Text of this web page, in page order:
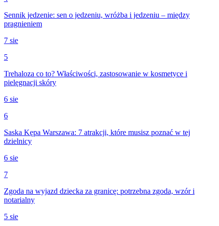
Sennik jedzenie: sen o jedzeniu, wróżba i jedzeniu – między
pragnieniem
7 sie
5
Trehaloza co to? Właściwości, zastosowanie w kosmetyce i
pielęgnacji skóry
6 sie
6
Saska Kępa Warszawa: 7 atrakcji, które musisz poznać w tej
dzielnicy
6 sie
7
Zgoda na wyjazd dziecka za granicę: potrzebna zgoda, wzór i
notarialny
5 sie